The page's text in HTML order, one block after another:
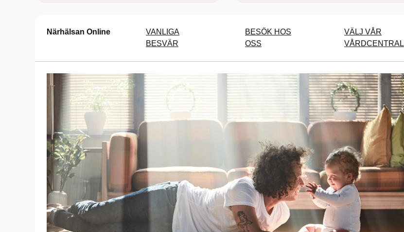
Närhälsan Online
VANLIGA
BESVÄR
BESÖK HOS
OSS
VÄLJ VÅR
VÅRDCENTRAL